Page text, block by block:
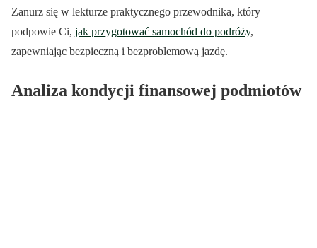
Zanurz się w lekturze praktycznego przewodnika, który
podpowie Ci, jak przygotować samochód do podróży,
zapewniając bezpieczną i bezproblemową jazdę.
Analiza kondycji finansowej podmiotów